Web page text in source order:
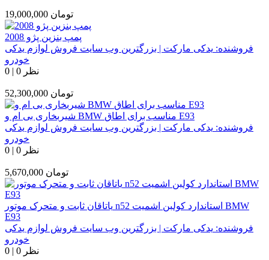
19,000,000 تومان
پمپ بنزین پژو 2008
فروشنده: یدکی مارکت | بزرگترین وب سایت فروش لوازم یدکی
خودرو
0 | 0 نظر
52,300,000 تومان
شیربخاری بی ام و BMW مناسب برای اطاق E93
فروشنده: یدکی مارکت | بزرگترین وب سایت فروش لوازم یدکی
خودرو
0 | 0 نظر
5,670,000 تومان
یاتاقان ثابت و متحرک موتور n52 استاندارد کولبن اشمیت BMW
E93
فروشنده: یدکی مارکت | بزرگترین وب سایت فروش لوازم یدکی
خودرو
0 | 0 نظر